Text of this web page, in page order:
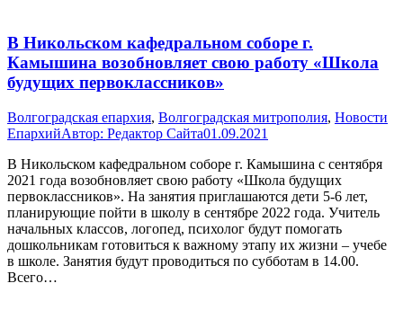
В Никольском кафедральном соборе г.
Камышина возобновляет свою работу «Школа
будущих первоклассников»
Волгоградская епархия, Волгоградская митрополия, Новости
ЕпархийАвтор: Редактор Сайта01.09.2021
В Никольском кафедральном соборе г. Камышина с сентября
2021 года возобновляет свою работу «Школа будущих
первоклассников». На занятия приглашаются дети 5-6 лет,
планирующие пойти в школу в сентябре 2022 года. Учитель
начальных классов, логопед, психолог будут помогать
дошкольникам готовиться к важному этапу их жизни – учебе
в школе. Занятия будут проводиться по субботам в 14.00.
Всего…